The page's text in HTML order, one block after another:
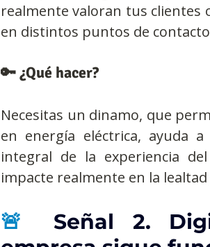
realmente valoran tus clientes
en distintos puntos de
🔑 ¿Qué hacer?
Necesitas un dinamo, que
en energía eléctrica, ayuda
integral de la experiencia
impacte realmente en la
🚨
Señal 2.